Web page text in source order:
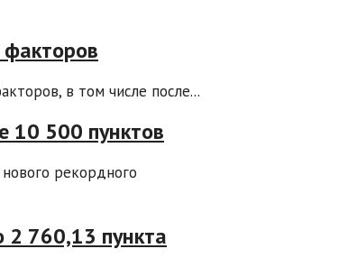
в том числе после...
10 500 пунктов
рекордного
2 760,13 пункта